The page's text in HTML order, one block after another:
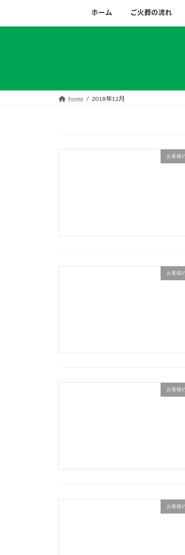
キ
に
ホーム ご火葬の流れ
home 2018年12月
お客様
お客様
お客様
お客様